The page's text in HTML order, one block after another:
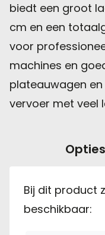
biedt een groot
cm en een
voor
machines en
plateauwagen
vervoer met veel
Bij dit product
beschikbaar: